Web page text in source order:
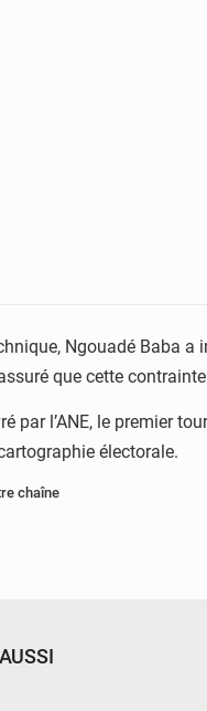
Ngouadé Baba a
que cette
par l’ANE, le premier
électorale.
chaîne